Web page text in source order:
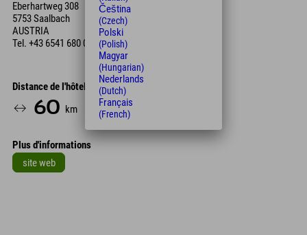
Eberhartweg 308
5753 Saalbach
AUSTRIA
Tel. +43 6541 680 068
Distance de l'hôtel
60 km 1 Min.
Plus d'informations
site web
Čeština
(Czech)
Polski
(Polish)
Magyar
(Hungarian)
Nederlands
(Dutch)
Français
(French)